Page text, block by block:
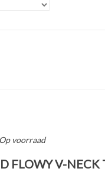
Op voorraad
FLOWY V-NECK